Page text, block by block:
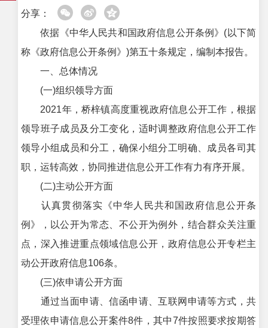
分享：
依据《中华人民共和国政府信息公开条例》(以下简
称《政府信息公开条例》)第五十条规定，编制本报告。
一、总体情况
(一)组织领导方面
2021年，桥梓镇高度重视政府信息公开工作，根据
领导班子成员及分工变化，适时调整政府信息公开工作
领导小组成员和分工，确保小组分工明确、成员各司其
职，运转高效，协同推进信息公开工作有力有序开展。
(二)主动公开方面
认真贯彻落实《中华人民共和国政府信息公开条
例》，以公开为常态、不公开为例外，结合群众关注重
点，深入推进重点领域信息公开，政府信息公开专栏主
动公开政府信息106条。
(三)依申请公开方面
通过当面申请、信函申请、互联网申请等方式，共
受理依申请信息公开案件8件，其中7件按照要求按期答